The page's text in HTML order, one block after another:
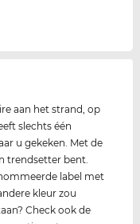
aan het strand, op
slechts één
u gekeken. Met de
trendsetter bent.
label met
kleur zou
Check ook de